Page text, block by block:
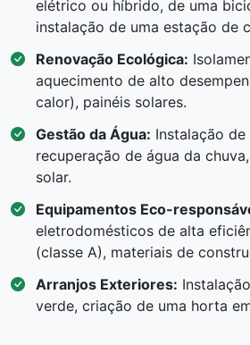
elétrico ou híbrido, de uma
instalação de uma estação de
Renovação Ecológica:
aquecimento de alto
calor), painéis solares.
Gestão da Água: Instalação
recuperação de água da
solar.
Equipamentos Eco-
eletrodomésticos de alta
(classe A), materiais de
Arranjos Exteriores:
verde, criação de uma horta